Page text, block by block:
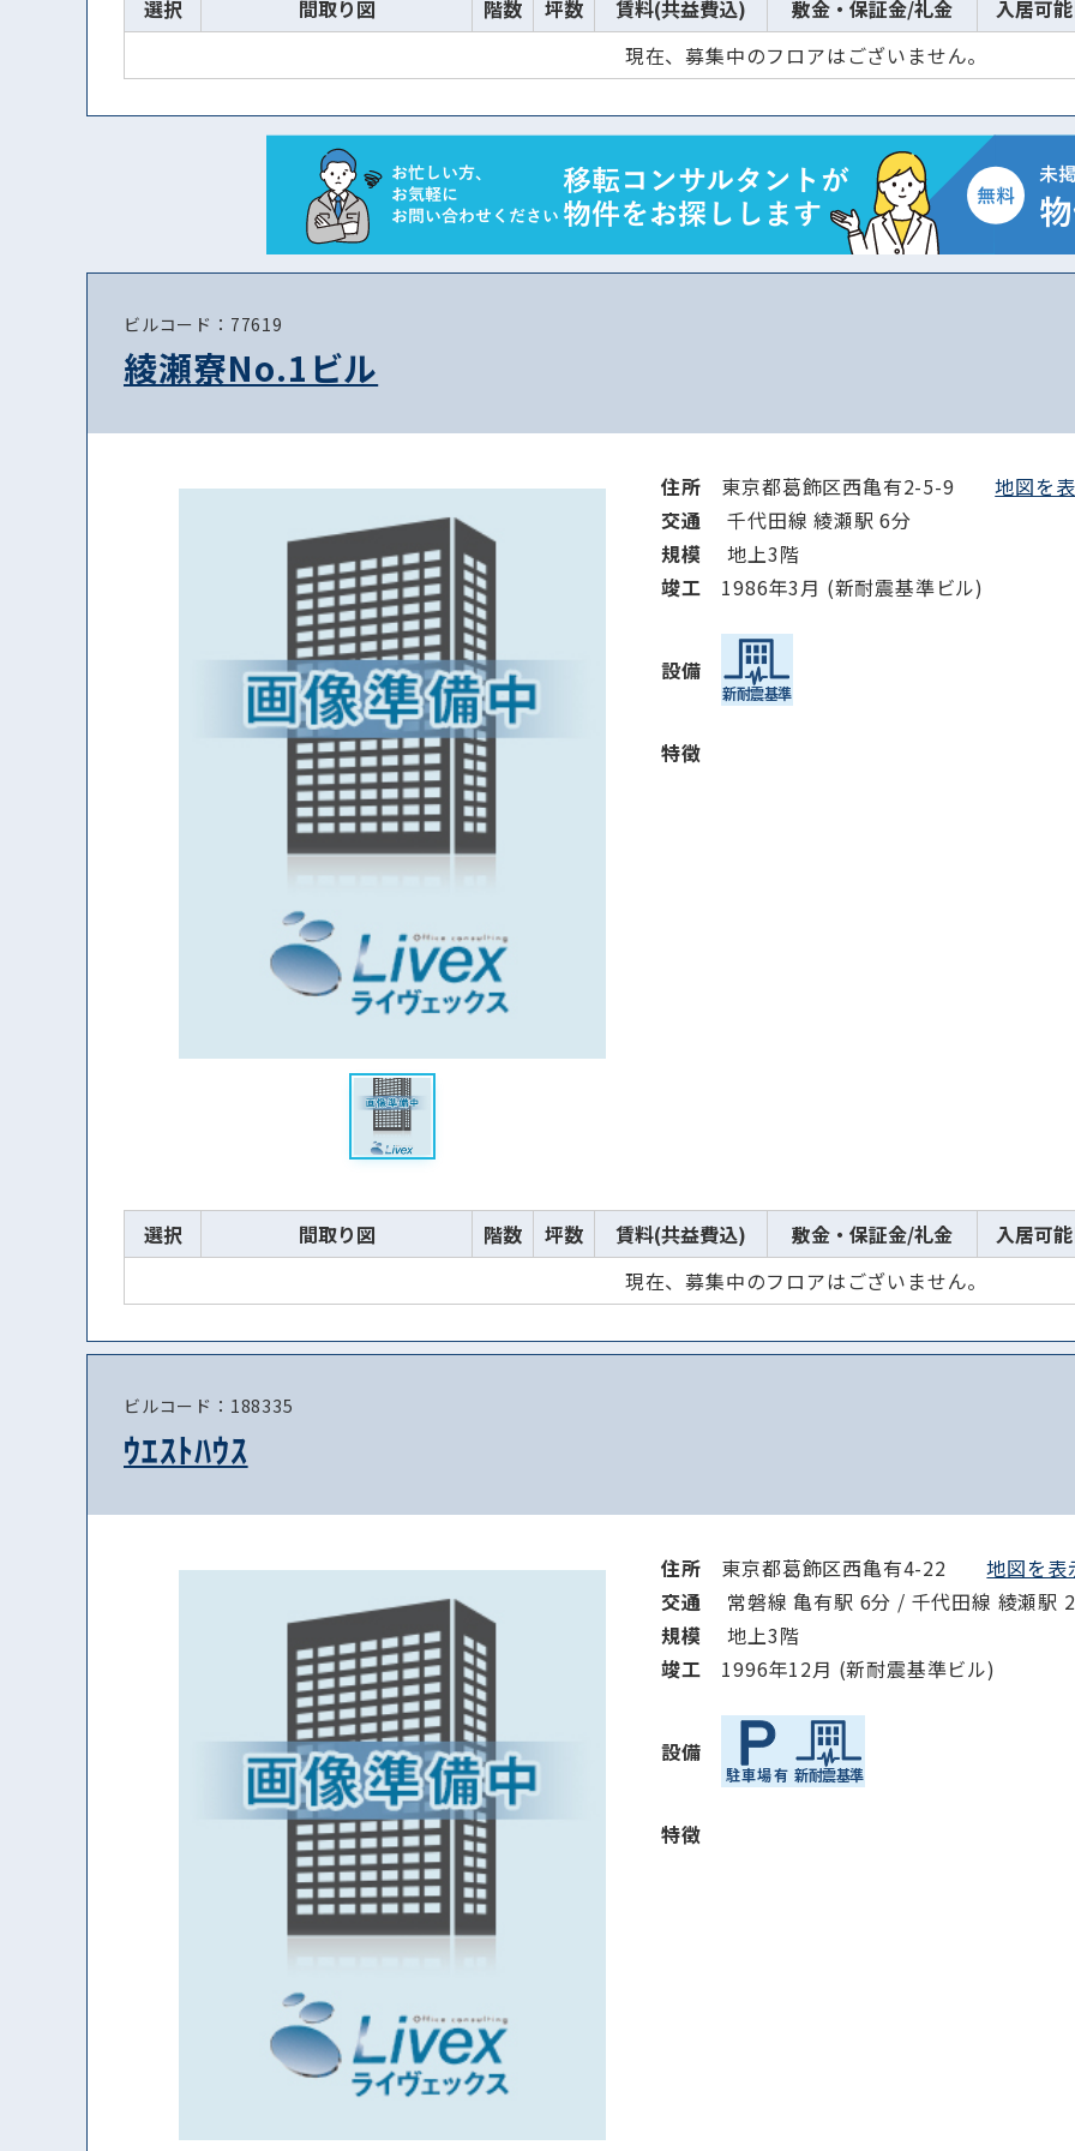
住所
から探す
路線・駅
条件を絞り込む
選択 間取り図 階数 坪数 賃料(共益費込) 敷金・保証金/礼金 入居可
現在、募集中のフロアはございません。
ビルコード：77619
綾瀬寮No.1ビル
住所 東京都葛飾区西亀有2-5-9地図を
交通
千代田線 綾瀬駅 6分
規模
地上3階
竣⼯ 1986年3月 (新耐震基準ビル)
設備
特徴
選択 間取り図 階数 坪数 賃料(共益費込) 敷金・保証金/礼金 入居可
現在、募集中のフロアはございません。
ビルコード：188335
ｳｴｽﾄﾊｳｽ
住所 東京都葛飾区西亀有4-22地図を
交通
常磐線 亀有駅 6分 / 千代田線 綾瀬駅
規模
地上3階
竣⼯ 1996年12月 (新耐震基準ビル)
設備
特徴